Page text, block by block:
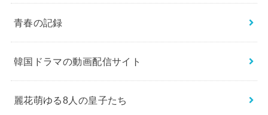
青春の記録
韓国ドラマの動画配信サイト
麗花萌ゆる8人の皇子たち